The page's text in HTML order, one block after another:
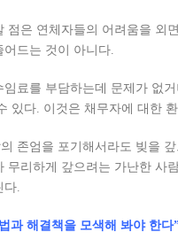
점은 연체자들의 어려움을 외
드는 것이 아니다.
임료를 부담하는데 문제가 없
있다. 이것은 채무자에 대한
존엄을 포기해서라도 빚을
무리하게 갚으려는 가난한 사
다.
과 해결책을 모색해 봐야 한다